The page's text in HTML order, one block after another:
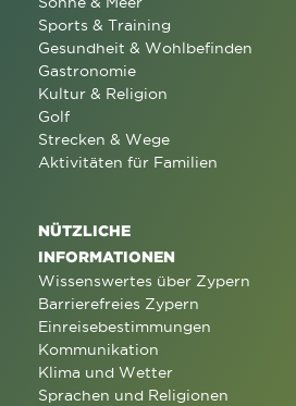
Sports & Training
Gesundheit & Wohlbefinden
Gastronomie
Kultur & Religion
Golf
Strecken & Wege
Aktivitäten für Familien
NÜTZLICHE
INFORMATIONEN
Wissenswertes über Zypern
Barrierefreies Zypern
Einreisebestimmungen
Kommunikation
Klima und Wetter
Sprachen und Religionen